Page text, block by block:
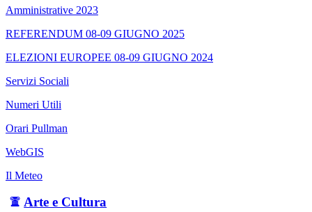
Amministrative 2023
REFERENDUM 08-09 GIUGNO 2025
ELEZIONI EUROPEE 08-09 GIUGNO 2024
Servizi Sociali
Numeri Utili
Orari Pullman
WebGIS
Il Meteo
Arte e Cultura